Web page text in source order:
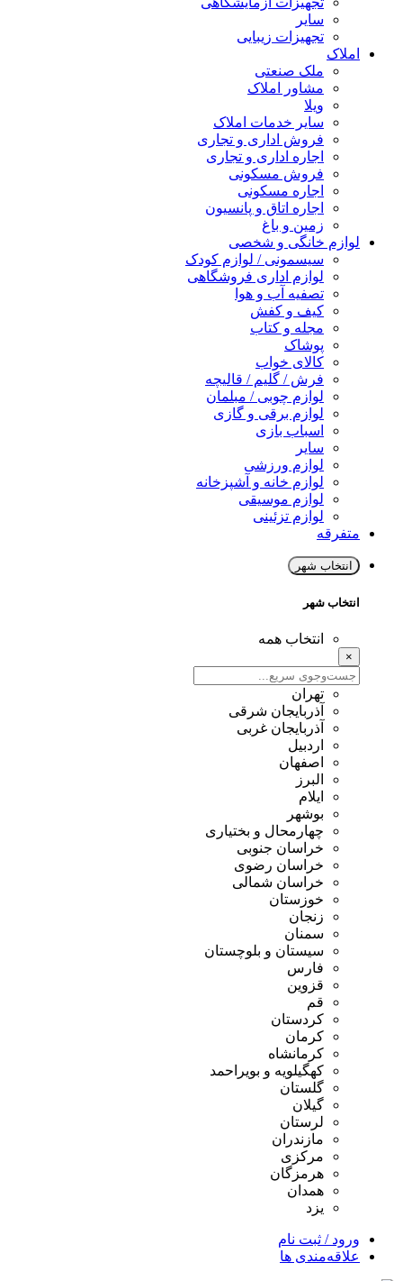
سایر
تجهیزات زیبایی
املاک
ملک صنعتی
مشاور املاک
ویلا
سایر خدمات املاک
فروش اداری و تجاری
اجاره اداری و تجاری
فروش مسکونی
اجاره مسکونی
اجاره اتاق و پانسیون
زمین و باغ
لوازم خانگی و شخصی
سیسمونی / لوازم کودک
لوازم اداری فروشگاهی
تصفیه آب و هوا
کیف و کفش
مجله و کتاب
پوشاک
کالای خواب
فرش / گلیم / قالیچه
لوازم چوبی / مبلمان
لوازم برقی و گازی
اسباب بازی
سایر
لوازم ورزشی
لوازم خانه و آشپزخانه
لوازم موسیقی
لوازم تزئینی
متفرقه
انتخاب شهر
انتخاب شهر
انتخاب همه
×
تهران
آذربایجان شرقی
آذربایجان غربی
اردبیل
اصفهان
البرز
ایلام
بوشهر
چهارمحال و بختیاری
خراسان جنوبی
خراسان رضوی
خراسان شمالی
خوزستان
زنجان
سمنان
سیستان و بلوچستان
فارس
قزوین
قم
کردستان
کرمان
کرمانشاه
کهگیلویه و بویراحمد
گلستان
گیلان
لرستان
مازندران
مرکزی
هرمزگان
همدان
یزد
ورود / ثبت نام
علاقه‌مندی ها